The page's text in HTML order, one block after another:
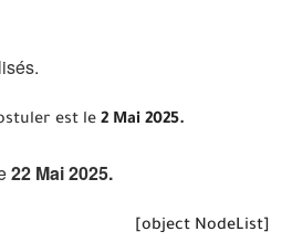
est le 2 Mai 2025.
22 Mai 2025.
[object NodeList]